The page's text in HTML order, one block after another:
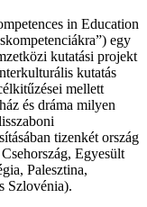
in Education
egy
kutatási projekt
kutatás
mellett
és dráma milyen
tizenkét ország
Egyesült
Palesztina,
Szlovénia).